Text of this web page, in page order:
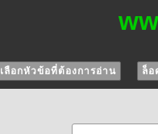
เลือกหัวข้อที่ต้องการอ่าน ล็อ